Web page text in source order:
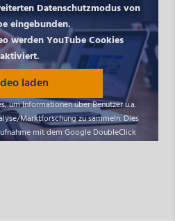
Datenschutzmodus von
eingebunden.
werden YouTube Cookies
aktiviert.
laden
um Informationen über Benutzer u.a.
Marktforschung zu sammeln. Dies
mit dem Google DoubleClick